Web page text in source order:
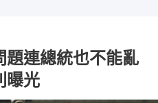
題連總統也不能亂
曝光